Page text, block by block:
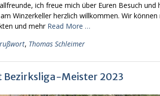
ich freue mich über Euren Besuch
Winzerkeller herzlich willkommen. Wir
und mehr Read More …
, Thomas Schleimer
Bezirksliga-Meister 2023